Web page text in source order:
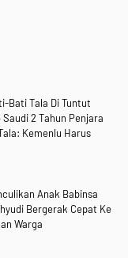
Bati Tala Di Tuntut
2 Tahun Penjara
Kemenlu Harus
Anak Babinsa
Bergerak Cepat Ke
Warga